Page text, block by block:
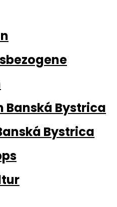
Banská Bystrica
Bystrica